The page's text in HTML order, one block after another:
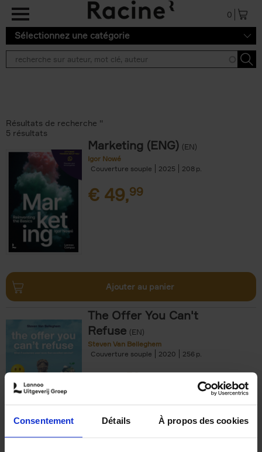
Consentement Détails À propos des cookies
Aller au contenu principal
0
Sélectionnez une catégorie
Résultats de recherche ''
5 résultats
Marketing (ENG) (EN)
Igor Nowé
Couverture souple
2025 208
€ 49,99
Ajouter au panier
The Offer You Can't
Refuse (EN)
Steven Van Belleghem
Couverture souple
2020 256
€37,50